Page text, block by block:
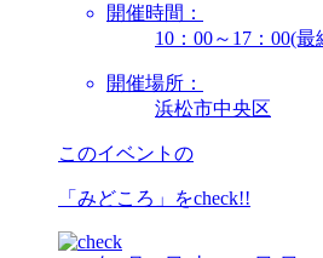
開催時間：
10：00～17：00(
開催場所：
浜松市中央区
このイベントの
「みどころ」をcheck!!